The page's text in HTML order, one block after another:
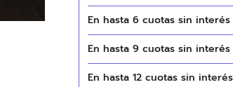
En hasta 6 cuotas sin interés
En hasta 9 cuotas sin interés
En hasta 12 cuotas sin